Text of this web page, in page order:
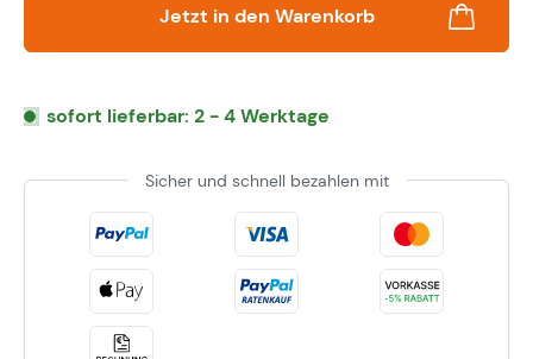
Jetzt in den Warenkorb
sofort lieferbar: 2 - 4 Werktage
Sicher und schnell bezahlen mit